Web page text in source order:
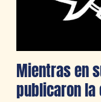
Mientras en
publicaron